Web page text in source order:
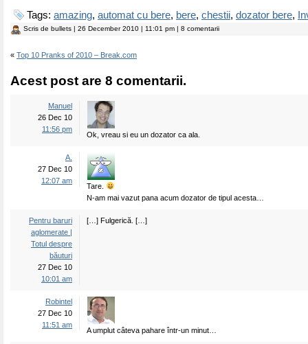
Tags: amazing, automat cu bere, bere, chestii, dozator bere,
Scris de bullets | 26 December 2010 | 11:01 pm | 8 comentarii
« Top 10 Pranks of 2010 – Break.com
Acest post are 8 comentarii.
Manuel
26 Dec 10
11:56 pm
Ok, vreau si eu un dozator ca ala.
A.
27 Dec 10
12:07 am
Tare.
N-am mai vazut pana acum dozator de tipul acesta…
Pentru baruri
aglomerate |
Totul despre
băuturi
27 Dec 10
10:01 am
[…] Fulgerică. […]
Robintel
27 Dec 10
11:51 am
A umplut câteva pahare într-un minut…